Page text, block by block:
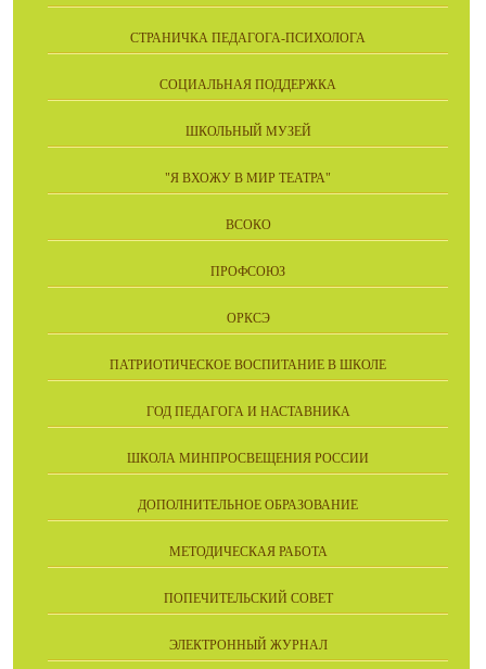
СТРАНИЧКА ПЕДАГОГА-ПСИХОЛОГА
СОЦИАЛЬНАЯ ПОДДЕРЖКА
ШКОЛЬНЫЙ МУЗЕЙ
"Я ВХОЖУ В МИР ТЕАТРА"
ВСОКО
ПРОФСОЮЗ
ОРКСЭ
ПАТРИОТИЧЕСКОЕ ВОСПИТАНИЕ В ШКОЛЕ
ГОД ПЕДАГОГА И НАСТАВНИКА
ШКОЛА МИНПРОСВЕЩЕНИЯ РОССИИ
ДОПОЛНИТЕЛЬНОЕ ОБРАЗОВАНИЕ
МЕТОДИЧЕСКАЯ РАБОТА
ПОПЕЧИТЕЛЬСКИЙ СОВЕТ
ЭЛЕКТРОННЫЙ ЖУРНАЛ